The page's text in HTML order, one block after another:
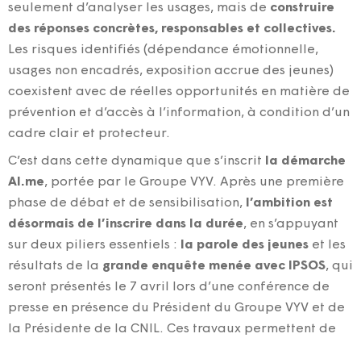
seulement d’analyser les usages, mais de construire
des réponses concrètes, responsables et collectives.
Les risques identifiés (dépendance émotionnelle,
usages non encadrés, exposition accrue des jeunes)
coexistent avec de réelles opportunités en matière de
prévention et d’accès à l’information, à condition d’un
cadre clair et protecteur.
C’est dans cette dynamique que s’inscrit la démarche
AI.me, portée par le Groupe VYV. Après une première
phase de débat et de sensibilisation, l’ambition est
désormais de l’inscrire dans la durée, en s’appuyant
sur deux piliers essentiels :
la parole des jeunes et les
résultats de la grande enquête menée avec IPSOS, qui
seront présentés le 7 avril lors d’une conférence de
presse en présence du Président du Groupe VYV et de
la Présidente de la CNIL. Ces travaux permettent de